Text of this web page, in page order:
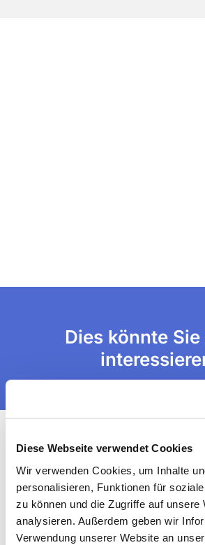
Diese Webseite verwendet Cookies
Wir verwenden Cookies, um Inhalte
personalisieren, Funktionen für
zu können und die Zugriffe auf unsere
analysieren. Außerdem geben wir
Verwendung unserer Website an
Dies könnte